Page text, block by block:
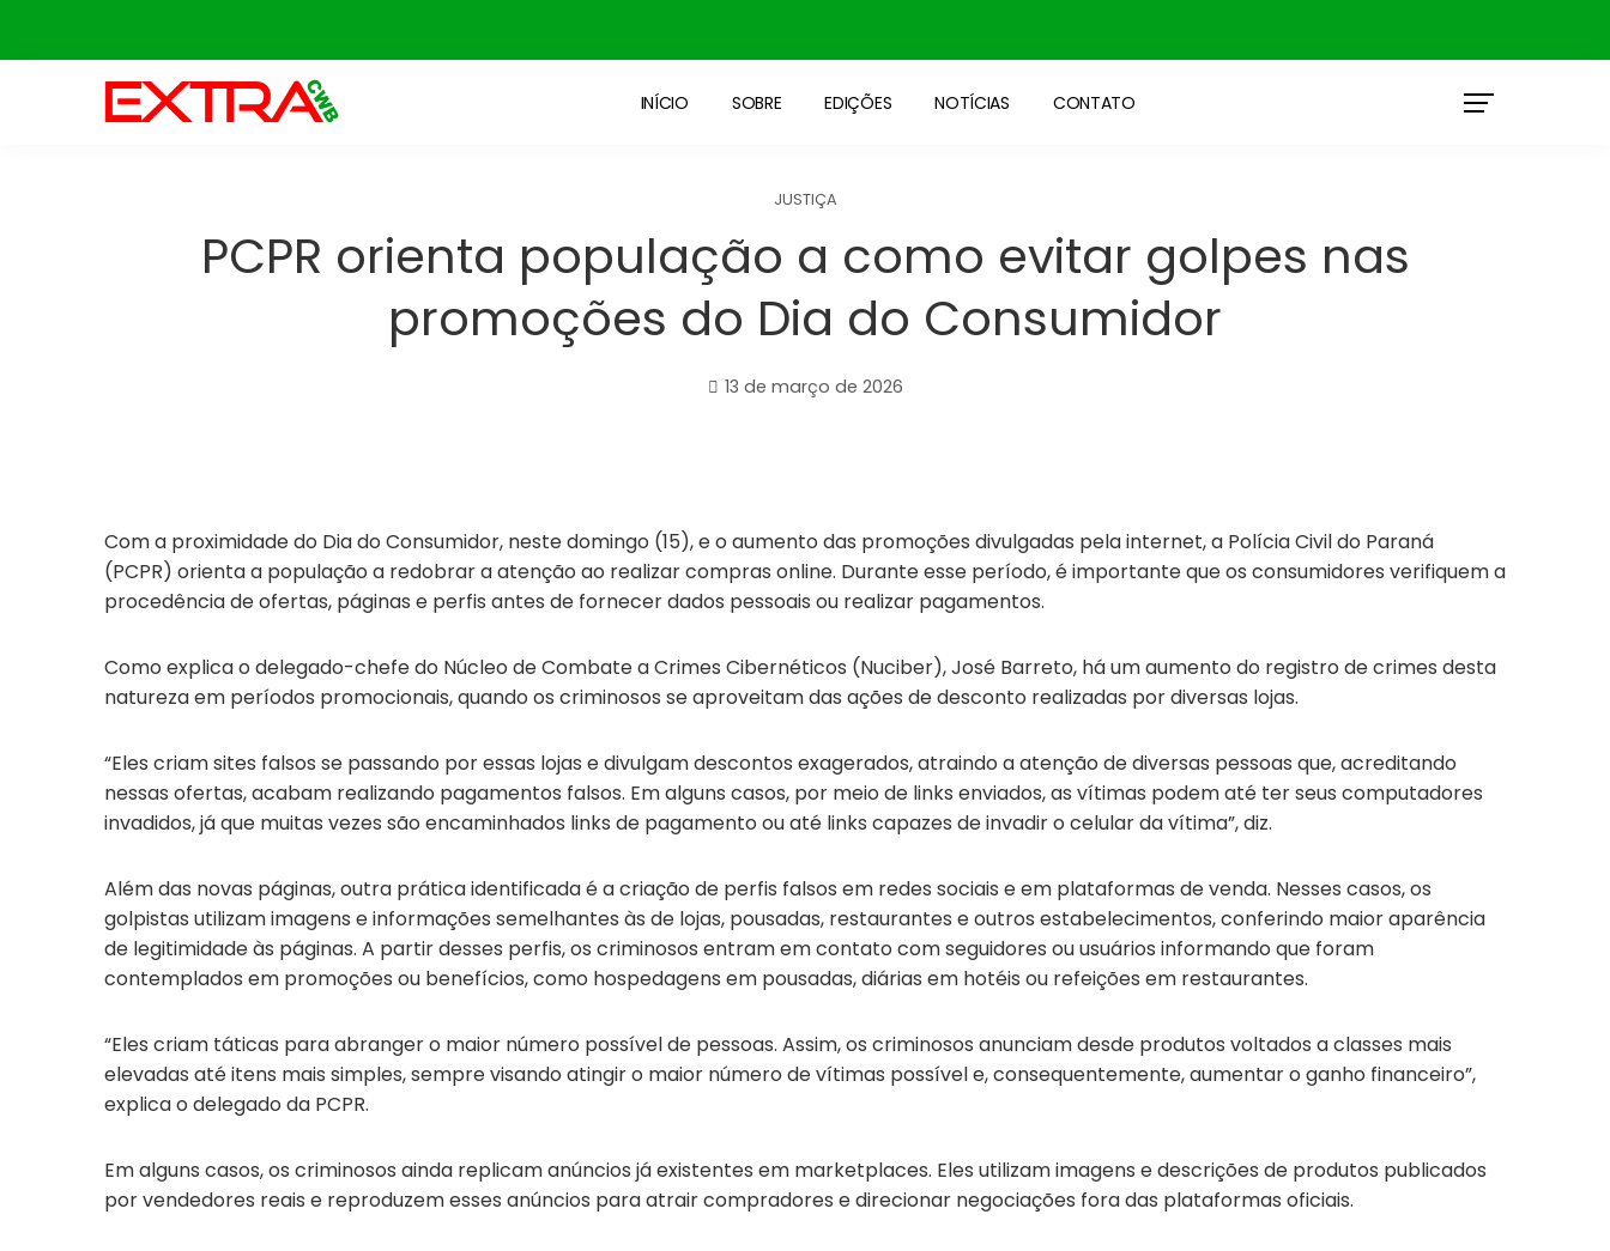
INÍCIO SOBRE EDIÇÕES NOTÍCIAS CONTATO
JUSTIÇA
PCPR orienta população a como evitar golpes nas
promoções do Dia do Consumidor
13 de março de 2026
Com a proximidade do Dia do Consumidor, neste domingo (15), e o aumento das promoções divulgadas pela internet, a Polícia Civil do Paraná
(PCPR) orienta a população a redobrar a atenção ao realizar compras online. Durante esse período, é importante que os consumidores verifiquem a
procedência de ofertas, páginas e perfis antes de fornecer dados pessoais ou realizar pagamentos.
Como explica o delegado-chefe do Núcleo de Combate a Crimes Cibernéticos (Nuciber), José Barreto, há um aumento do registro de crimes desta
natureza em períodos promocionais, quando os criminosos se aproveitam das ações de desconto realizadas por diversas lojas.
“Eles criam sites falsos se passando por essas lojas e divulgam descontos exagerados, atraindo a atenção de diversas pessoas que, acreditando
nessas ofertas, acabam realizando pagamentos falsos. Em alguns casos, por meio de links enviados, as vítimas podem até ter seus computadores
invadidos, já que muitas vezes são encaminhados links de pagamento ou até links capazes de invadir o celular da vítima”, diz.
Além das novas páginas, outra prática identificada é a criação de perfis falsos em redes sociais e em plataformas de venda. Nesses casos, os
golpistas utilizam imagens e informações semelhantes às de lojas, pousadas, restaurantes e outros estabelecimentos, conferindo maior aparência
de legitimidade às páginas. A partir desses perfis, os criminosos entram em contato com seguidores ou usuários informando que foram
contemplados em promoções ou benefícios, como hospedagens em pousadas, diárias em hotéis ou refeições em restaurantes.
“Eles criam táticas para abranger o maior número possível de pessoas. Assim, os criminosos anunciam desde produtos voltados a classes mais
elevadas até itens mais simples, sempre visando atingir o maior número de vítimas possível e, consequentemente, aumentar o ganho financeiro”,
explica o delegado da PCPR.
Em alguns casos, os criminosos ainda replicam anúncios já existentes em marketplaces. Eles utilizam imagens e descrições de produtos publicados
por vendedores reais e reproduzem esses anúncios para atrair compradores e direcionar negociações fora das plataformas oficiais.